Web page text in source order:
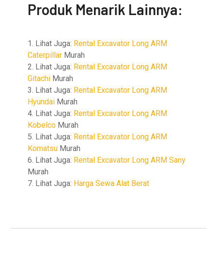
Produk Menarik Lainnya:
1. Lihat Juga: Rental Excavator Long ARM
Caterpillar Murah
2. Lihat Juga: Rental Excavator Long ARM
Gitachi Murah
3. Lihat Juga: Rental Excavator Long ARM
Hyundai Murah
4. Lihat Juga: Rental Excavator Long ARM
Kobelco Murah
5. Lihat Juga: Rental Excavator Long ARM
Komatsu Murah
6. Lihat Juga: Rental Excavator Long ARM Sany
Murah
7. Lihat Juga: Harga Sewa Alat Berat